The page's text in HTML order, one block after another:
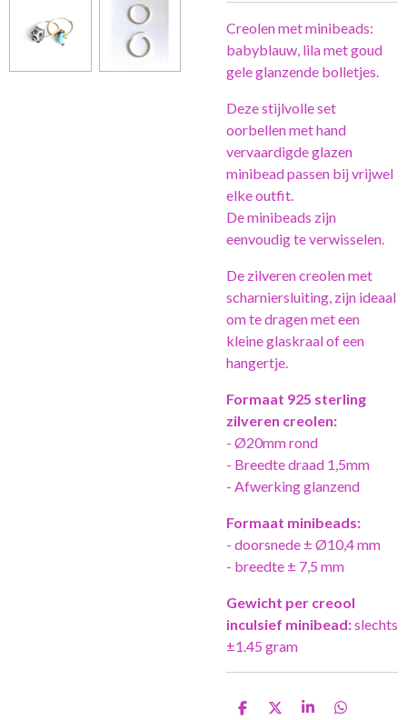
Creolen met minibeads:
babyblauw, lila met goud
gele glanzende bolletjes.
Deze stijlvolle set
oorbellen met hand
vervaardigde glazen
minibead passen bij vrijwel
elke outfit.
De minibeads zijn
eenvoudig te verwisselen.
De zilveren creolen met
scharniersluiting, zijn ideaal
om te dragen met een
kleine glaskraal of een
hangertje.
Formaat 925 sterling
zilveren creolen:
- Ø20mm rond
- Breedte draad 1,5mm
- Afwerking glanzend
Formaat minibeads:
- doorsnede ± Ø10,4 mm
- breedte ± 7,5 mm
Gewicht per creool
inculsief minibead:slechts
±1.45 gram
D
D
S
D